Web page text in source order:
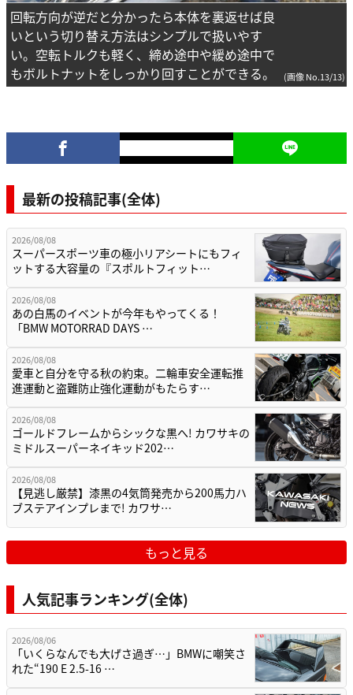
回転方向が逆だと分かったら本体を裏返せば良
いという切り替え方法はシンプルで扱いやす
い。空転トルクも軽く、締め途中や緩め途中で
もボルトナットをしっかり回すことができる。
(画像 No.13/13)
最新の投稿記事(全体)
2026/08/08
スーパースポーツ車の極小リアシートにもフィ
ットする大容量の『スポルトフィット…
2026/08/08
あの白馬のイベントが今年もやってくる！
「BMW MOTORRAD DAYS …
2026/08/08
愛車と自分を守る秋の約束。二輪車安全運転推
進運動と盗難防止強化運動がもたらす…
2026/08/08
ゴールドフレームからシックな黒へ! カワサキの
ミドルスーパーネイキッド202…
2026/08/08
【見逃し厳禁】漆黒の4気筒発売から200馬力ハ
ブステアインプレまで! カワサ…
もっと見る
人気記事ランキング(全体)
2026/08/06
「いくらなんでも大げさ過ぎ…」BMWに嘲笑さ
れた“190 E 2.5-16 …